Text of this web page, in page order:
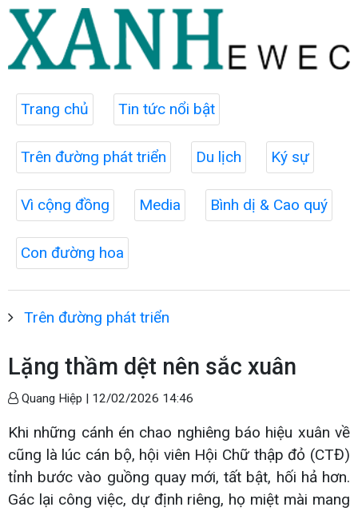
Trang chủ Tin tức nổi bật
Trên đường phát triển Du lịch Ký sự
Vì cộng đồng Media Bình dị & Cao quý
Con đường hoa
Trên đường phát triển
Lặng thầm dệt nên sắc xuân
Quang Hiệp | 12/02/2026 14:46
Khi những cánh én chao nghiêng báo hiệu xuân về
cũng là lúc cán bộ, hội viên Hội Chữ thập đỏ (CTĐ)
tỉnh bước vào guồng quay mới, tất bật, hối hả hơn.
Gác lại công việc, dự định riêng, họ miệt mài mang